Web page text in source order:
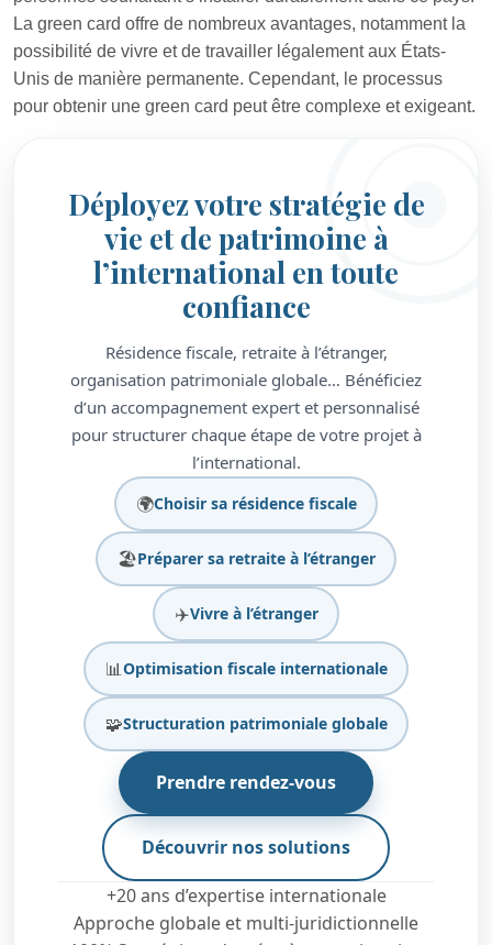
La green card offre de nombreux avantages, notamment la
possibilité de vivre et de travailler légalement aux États-
Unis de manière permanente. Cependant, le processus
pour obtenir une green card peut être complexe et exigeant.
Déployez votre stratégie de
vie et de patrimoine à
l’international en toute
confiance
Résidence fiscale, retraite à l’étranger,
organisation patrimoniale globale… Bénéficiez
d’un accompagnement expert et personnalisé
pour structurer chaque étape de votre projet à
l’international.
🌍Choisir sa résidence fiscale
🏖️Préparer sa retraite à l’étranger
✈️Vivre à l’étranger
📊Optimisation fiscale internationale
🧩Structuration patrimoniale globale
Prendre rendez-vous
Découvrir nos solutions
+20 ans d’expertise internationale
Approche globale et multi-juridictionnelle